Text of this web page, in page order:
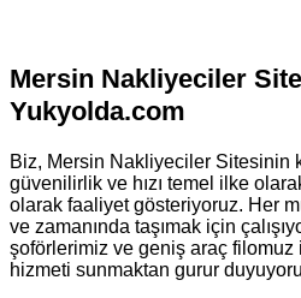
Mersin Nakliyeciler
Yukyolda.com
Biz, Mersin Nakliyeciler Sitesinin
güvenilirlik ve hızı temel ilke
olarak faaliyet gösteriyoruz. Her
ve zamanında taşımak için
şoförlerimiz ve geniş araç
hizmeti sunmaktan gurur